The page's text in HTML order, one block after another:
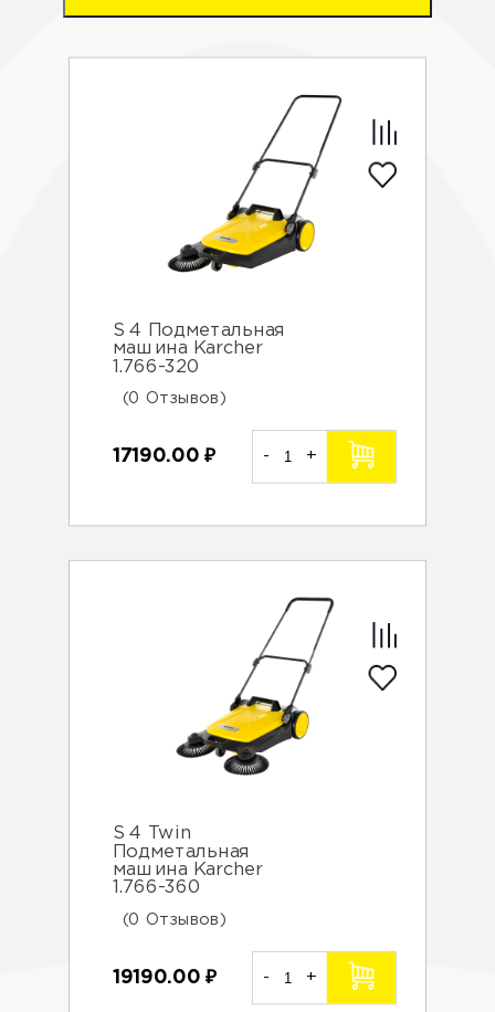
S 4 Подметальная
машина Karcher
1.766-320
(0 Отзывов)
17190.00₽ - +
S 4 Twin
Подметальная
машина Karcher
1.766-360
(0 Отзывов)
19190.00₽ - +